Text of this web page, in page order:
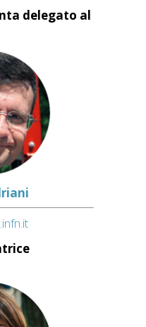
delegato al